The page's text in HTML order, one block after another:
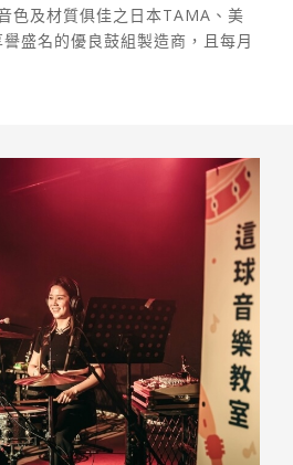
色及材質俱佳之日本TAMA、美
盛名的優良鼓組製造商，且每月